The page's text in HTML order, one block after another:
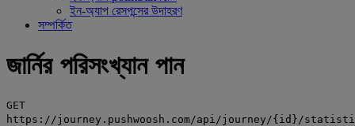
ইন-অ্যাপ রেসপন্সের উদাহরণ
সম্পর্কিত
জার্নির পরিসংখ্যান পান
GET
https://journey.pushwoosh.com/api/journey/{id}/